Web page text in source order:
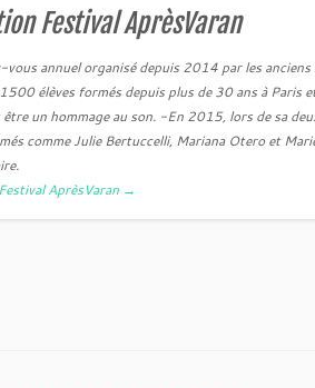
Festival AprèsVaran
annuel organisé depuis 2014 par les
élèves formés depuis plus de 30 ans à Paris
un hommage au son. -En 2015, lors de sa
comme Julie Bertuccelli, Mariana Otero et
AprèsVaran →